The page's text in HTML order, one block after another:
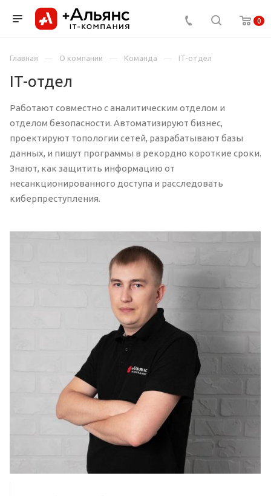
0
Главная О компании Команда IT-отдел
IT-отдел
Работают совместно с аналитическим отделом и
отделом безопасности. Автоматизируют бизнес,
проектируют топологии сетей, разрабатывают базы
данных, и пишут программы в рекордно короткие сроки.
Знают, как защитить информацию от
несанкционированного доступа и расследовать
киберпреступления.